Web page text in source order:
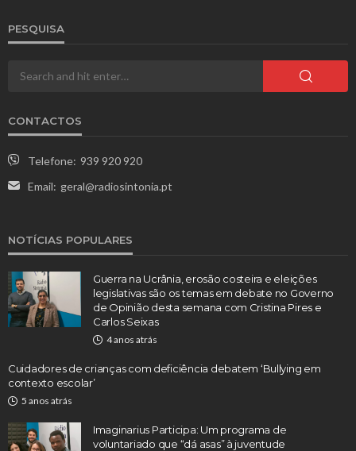
PESQUISA
CONTACTOS
Telefone: 939 920 920
Email: geral@radiosintonia.pt
NOTÍCIAS POPULARES
Guerra na Ucrânia, erosão costeira e eleições
legislativas são os temas em debate no Governo
de Opinião desta semana com Cristina Pires e
Carlos Seixas
4 anos atrás
Cuidadores de crianças com deficiência debatem ‘Bullying em
contexto escolar’
5 anos atrás
Imaginarius Participa: Um programa de
voluntariado que “dá asas” à juventude